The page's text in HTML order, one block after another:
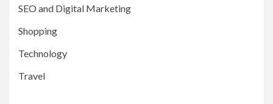
SEO and Digital Marketing
Shopping
Technology
Travel